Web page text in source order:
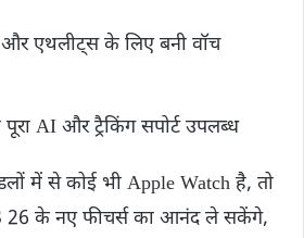
और एथलीट्स के लिए बनी वॉच
AI और ट्रैकिंग सपोर्ट उपलब्ध
में से कोई भी Apple Watch है, तो
26 के नए फीचर्स का आनंद ले सकेंगे,